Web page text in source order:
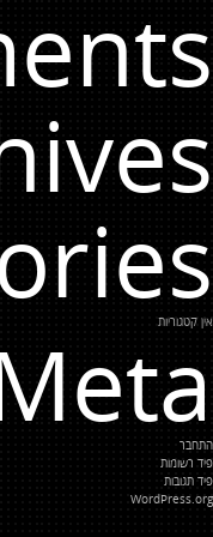
אין קטגוריות
התחבר
פיד רשומות
פיד תגובות
WordPress.org